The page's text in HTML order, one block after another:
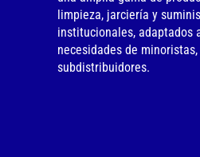
limpieza, jarciería y
institucionales, adaptados
necesidades de
subdistribuidores.